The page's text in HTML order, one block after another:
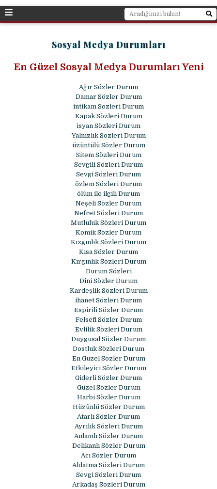
Sosyal Medya Durumları
En Güzel Sosyal Medya Durumları Yeni
Ağır Sözler Durum
Damar Sözler Durum
intikam Sözleri Durum
Kapak Sözleri Durum
isyan Sözleri Durum
Yalnızlık Sözleri Durum
üzüntülü Sözler Durum
Sitem Sözleri Durum
Sevgili Sözleri Durum
Sevgi Sözleri Durum
özlem Sözleri Durum
ölüm ile ilgili Durum
Neşeli Sözler Durum
Nefret Sözleri Durum
Mutluluk Sözleri Durum
Komik Sözler Durum
Kızgınlık Sözleri Durum
Kısa Sözler Durum
Kırgınlık Sözleri Durum
Durum Sözleri
Dini Sözler Durum
Kardeşlik Sözleri Durum
ihanet Sözleri Durum
Espirili Sözler Durum
Felsefi Sözler Durum
Evlilik Sözleri Durum
Duygusal Sözler Durum
Dostluk Sözleri Durum
En Güzel Sözler Durum
Etkileyici Sözler Durum
Giderli Sözler Durum
Güzel Sözler Durum
Harbi Sözler Durum
Hüzünlü Sözler Durum
Atarlı Sözler Durum
Ayrılık Sözleri Durum
Anlamlı Sözler Durum
Delikanlı Sözler Durum
Acı Sözler Durum
Aldatma Sözleri Durum
Sevgi Sözleri Durum
Arkadaş Sözleri Durum